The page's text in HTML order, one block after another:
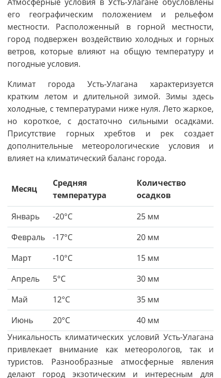
его географическим положением и рельефом
местности. Расположенный в горной местности,
город подвержен воздействию холодных и горных
ветров, которые влияют на общую температуру и
погодные условия.
Климат города Усть-Улагана характеризуется
кратким летом и длительной зимой. Зимы здесь
холодные, с температурами ниже нуля. Лето жаркое,
но короткое, с достаточно сильными осадками.
Присутствие горных хребтов и рек создает
дополнительные метеорологические условия и
влияет на климатический баланс города.
Месяц
Средняя
температура
Количество
осадков
Январь
-20°C
25 мм
Февраль
-17°C
20 мм
Март
-10°C
15 мм
Апрель
5°C
30 мм
Май
12°C
35 мм
Июнь
20°C
40 мм
Уникальность климатических условий Усть-Улагана
привлекает внимание как метеорологов, так и
туристов. Разнообразные атмосферные явления
делают город экзотическим и интересным для